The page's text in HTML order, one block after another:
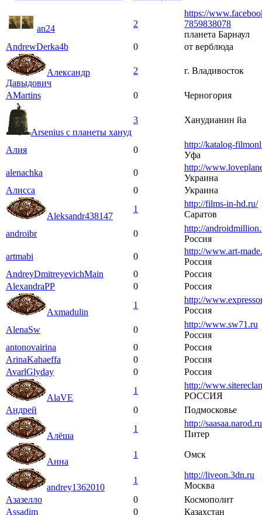
an24 2
https://
7859838078
планета Барнаул
AndrewDerka4b
0 от верблюда
Александр
Давыдович
2 г. Владивосток
AMartins 0 Черногория
Arsenius с планеты хануд
3 Ханудианин йа
Алия 0
http://katalog-
Уфа
alenachka
0
http://
Украина
Алисса
0 Украина
Aleksandr438147
1
http://films-in-hd.ru/
Саратов
androibr
0
http://
Россия
artmabi
0
http://www.art-
Россия
AndreyDmitreyevichMain
0
Россия
AlexandraPP
0 Россия
Axmadulin
1
http://
Россия
AlenaSw
0
http://www.sw71.ru
Россия
antonovairina
0
Россия
ArinaKahaeffa
0
Россия
AvarlGlyday
0 Россия
AlaVE
1
http://
РОССИЯ
Андрей
0 Подмосковье
Алёша
1
http://saasaa.narod.ru
Питер
Анна
1 Омск
andrey1362010
1
http://liveon.3dn.ru
Москва
Азазелло
0
Космополит
Assadim
0 Казахстан